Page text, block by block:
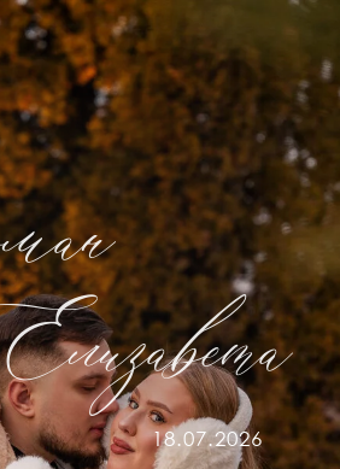
Елизавета
18.07.2026